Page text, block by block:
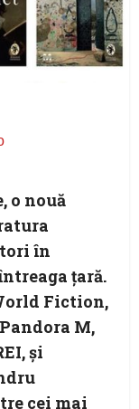
o nouă
în
țară.
Fiction,
M,
și
cei mai